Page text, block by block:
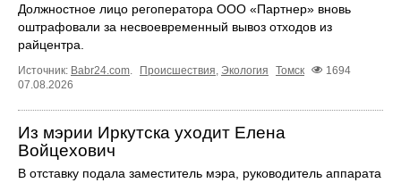
Должностное лицо регоператора ООО «Партнер» вновь
оштрафовали за несвоевременный вывоз отходов из
райцентра.
Источник: Babr24.com. Происшествия, Экология Томск
1694
07.08.2026
Из мэрии Иркутска уходит Елена
Войцехович
В отставку подала заместитель мэра, руководитель аппарата